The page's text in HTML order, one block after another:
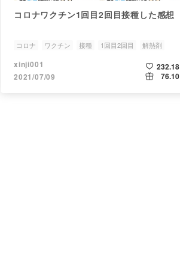
コロナワクチン1回目2回目接種した感想
コロナ ワクチン 接種 1回目2回目 解熱剤
xinji001
2021/07/09
232.18
76.10